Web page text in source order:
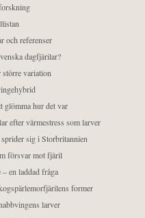
och referenser
dagfjärilar?
större variation
glömma hur det var
efter värmestress som larver
sig i Storbritannien
försvar mot fjäril
en laddad fråga
former
larver